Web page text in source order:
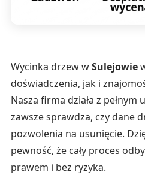
Wycinka drzew wSulejowie
doświadczenia, jak i
Nasza firma działa z pełnym
zawsze sprawdza, czy dane
pozwolenia na usunięcie.
pewność, że cały proces
prawem i bez ryzyka.